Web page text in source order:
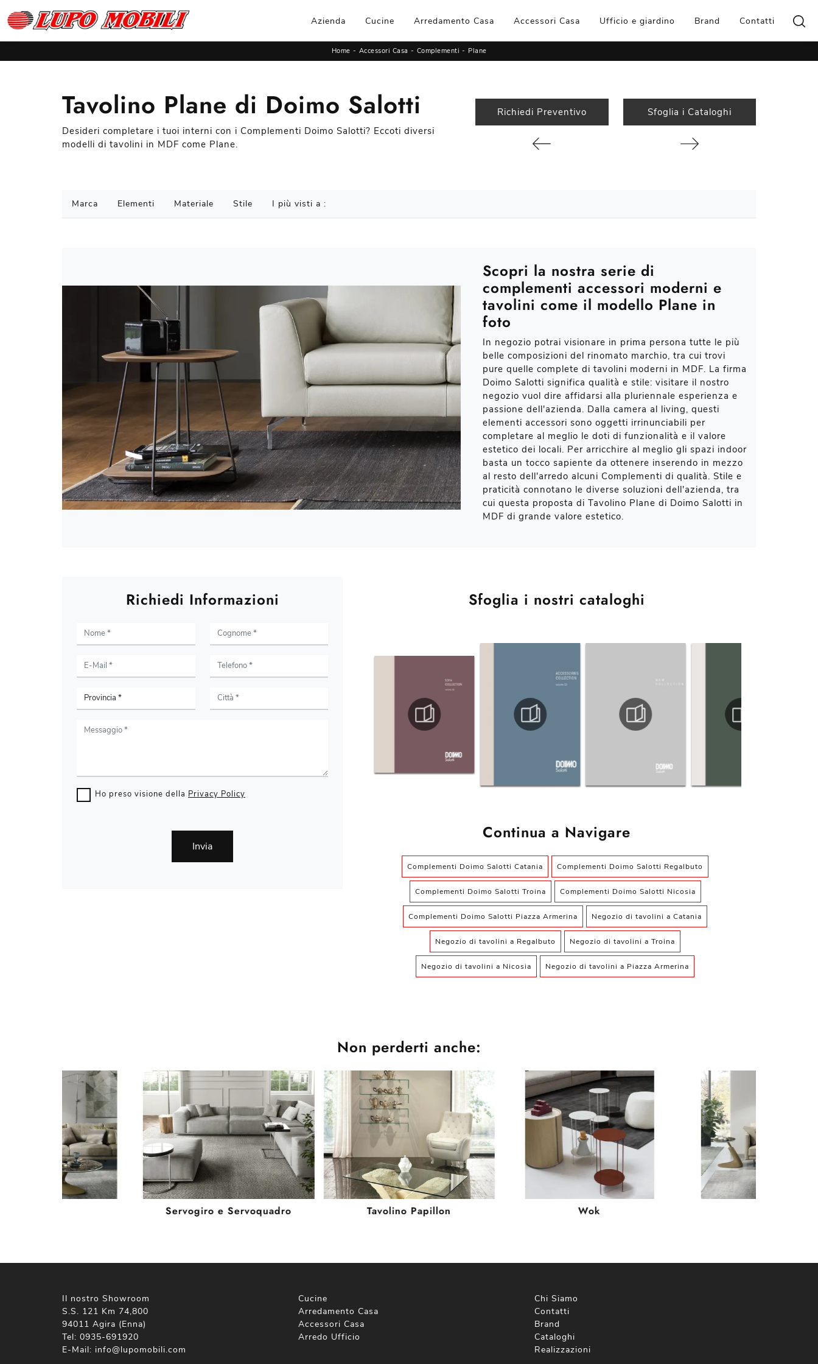
Azienda Cucine Arredamento Casa Accessori Casa Ufficio e giardino Brand Contatti
Home - Accessori Casa - Complementi - Plane
Tavolino Plane di Doimo Salotti
Desideri completare i tuoi interni con i Complementi Doimo Salotti? Eccoti diversi
modelli di tavolini in MDF come Plane.
Richiedi Preventivo Sfoglia i Cataloghi
Marca Elementi Materiale Stile I più visti a :
Scopri la nostra serie di
complementi accessori moderni e
tavolini come il modello Plane in
foto
In negozio potrai visionare in prima persona tutte le più
belle composizioni del rinomato marchio, tra cui trovi
pure quelle complete di tavolini moderni in MDF. La firma
Doimo Salotti significa qualità e stile: visitare il nostro
negozio vuol dire affidarsi alla pluriennale esperienza e
passione dell'azienda. Dalla camera al living, questi
elementi accessori sono oggetti irrinunciabili per
completare al meglio le doti di funzionalità e il valore
estetico dei locali. Per arricchire al meglio gli spazi indoor
basta un tocco sapiente da ottenere inserendo in mezzo
al resto dell'arredo alcuni Complementi di qualità. Stile e
praticità connotano le diverse soluzioni dell'azienda, tra
cui questa proposta di Tavolino Plane di Doimo Salotti in
MDF di grande valore estetico.
Sfoglia i nostri cataloghi
Continua a Navigare
Complementi Doimo Salotti Catania Complementi Doimo Salotti Regalbuto
Complementi Doimo Salotti Troina Complementi Doimo Salotti Nicosia
Complementi Doimo Salotti Piazza Armerina Negozio di tavolini a Catania
Negozio di tavolini a Regalbuto Negozio di tavolini a Troina
Negozio di tavolini a Nicosia Negozio di tavolini a Piazza Armerina
Richiedi Informazioni
Ho preso visione della Privacy Policy
Invia
Non perderti anche:
Servogiro e Servoquadro Tavolino Papillon Wok
Il nostro Showroom
S.S. 121 Km 74,800
94011 Agira (Enna)
Tel: 0935-691920
E-Mail: info@lupomobili.com
Cucine
Arredamento Casa
Accessori Casa
Arredo Ufficio
Chi Siamo
Contatti
Brand
Cataloghi
Realizzazioni